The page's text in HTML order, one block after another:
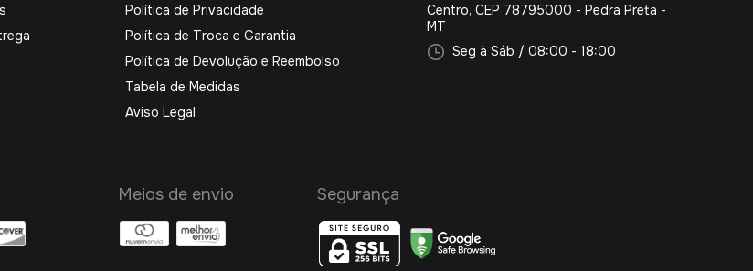
Política de Privacidade
Política de Troca e Garantia
Política de Devolução e Reembolso
Tabela de Medidas
Aviso Legal
Centro, CEP 78795000 - Pedra Preta -
MT
Seg à Sáb / 08:00 - 18:00
Meios de envio Segurança